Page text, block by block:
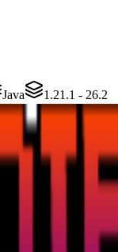
Java 1.21.1 - 26.2